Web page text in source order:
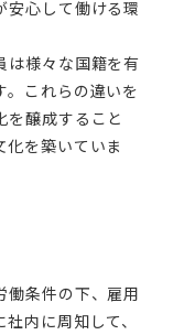
安心して働ける環
は様々な国籍を有
。これらの違いを
を醸成すること
化を築いていま
働条件の下、雇用
内に周知して、